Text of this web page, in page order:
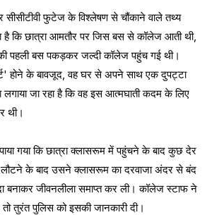
सीसीटीवी फुटेज के विश्लेषण से चौंकाने वाले तथ्य
है कि छात्रा आमतौर पर जिस बस से कॉलेज आती थी,
पहली बस पकड़कर जल्दी कॉलेज पहुंच गई थी।
होने के बावजूद, वह घर से अपने साथ एक दुपट्टा
जा रहा है कि वह इस आत्मघाती कदम के लिए
थी।
गया कि छात्रा क्लासरूम में पहुंचने के बाद कुछ देर
के बाद उसने क्लासरूम का दरवाजा अंदर से बंद
बनाकर जीवनलीला समाप्त कर ली। कॉलेज स्टाफ ने
तुरंत पुलिस को इसकी जानकारी दी।